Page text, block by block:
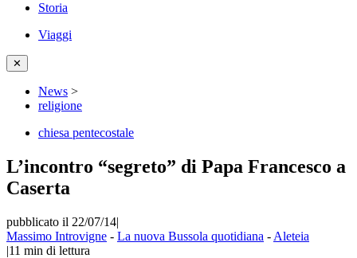
Storia
Viaggi
✕
News >
religione
chiesa pentecostale
L’incontro “segreto” di Papa Francesco a
Caserta
pubblicato il 22/07/14|
Massimo Introvigne - La nuova Bussola quotidiana - Aleteia
|11 min di lettura